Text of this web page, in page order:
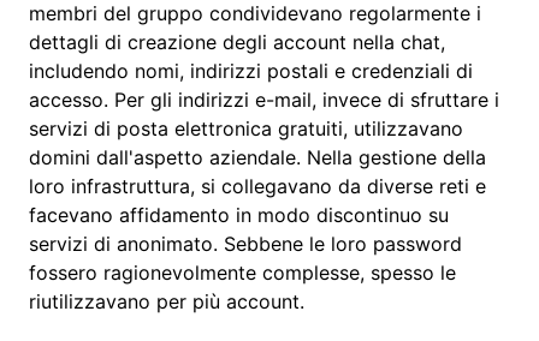
membri del gruppo condividevano regolarmente i
dettagli di creazione degli account nella chat,
includendo nomi, indirizzi postali e credenziali di
accesso. Per gli indirizzi e-mail, invece di sfruttare i
servizi di posta elettronica gratuiti, utilizzavano
domini dall'aspetto aziendale. Nella gestione della
loro infrastruttura, si collegavano da diverse reti e
facevano affidamento in modo discontinuo su
servizi di anonimato. Sebbene le loro password
fossero ragionevolmente complesse, spesso le
riutilizzavano per più account.